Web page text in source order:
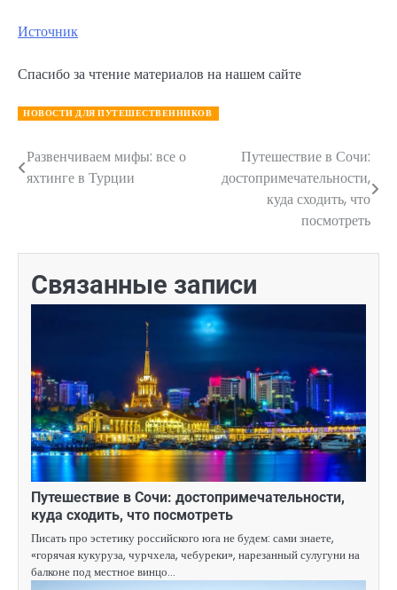
Источник
Спасибо за чтение материалов на нашем сайте
НОВОСТИ ДЛЯ ПУТЕШЕСТВЕННИКОВ
Навигация
Развенчиваем мифы: все о
яхтинге в Турции
Путешествие в Сочи:
достопримечательности,
куда сходить, что
посмотреть
Связанные записи
Путешествие в Сочи: достопримечательности,
куда сходить, что посмотреть
Писать про эстетику российского юга не будем: сами знаете,
«горячая кукуруза, чурчхела, чебуреки», нарезанный сулугуни на
балконе под местное винцо…